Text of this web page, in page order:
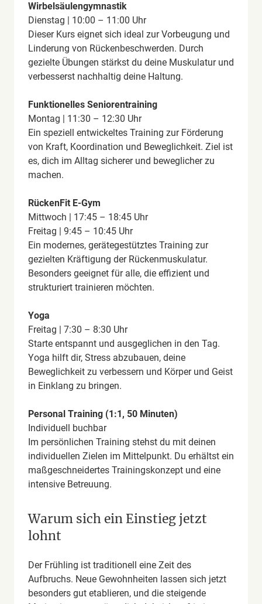
Wirbelsäulengymnastik
Dienstag | 10:00 – 11:00 Uhr
Dieser Kurs eignet sich ideal zur Vorbeugung und
Linderung von Rückenbeschwerden. Durch
gezielte Übungen stärkst du deine Muskulatur und
verbesserst nachhaltig deine Haltung.
Funktionelles Seniorentraining
Montag | 11:30 – 12:30 Uhr
Ein speziell entwickeltes Training zur Förderung
von Kraft, Koordination und Beweglichkeit. Ziel ist
es, dich im Alltag sicherer und beweglicher zu
machen.
RückenFit E-Gym
Mittwoch | 17:45 – 18:45 Uhr
Freitag | 9:45 – 10:45 Uhr
Ein modernes, gerätegestütztes Training zur
gezielten Kräftigung der Rückenmuskulatur.
Besonders geeignet für alle, die effizient und
strukturiert trainieren möchten.
Yoga
Freitag | 7:30 – 8:30 Uhr
Starte entspannt und ausgeglichen in den Tag.
Yoga hilft dir, Stress abzubauen, deine
Beweglichkeit zu verbessern und Körper und Geist
in Einklang zu bringen.
Personal Training (1:1, 50 Minuten)
Individuell buchbar
Im persönlichen Training stehst du mit deinen
individuellen Zielen im Mittelpunkt. Du erhältst ein
maßgeschneidertes Trainingskonzept und eine
intensive Betreuung.
Warum sich ein Einstieg jetzt
lohnt
Der Frühling ist traditionell eine Zeit des
Aufbruchs. Neue Gewohnheiten lassen sich jetzt
besonders gut etablieren, und die steigende